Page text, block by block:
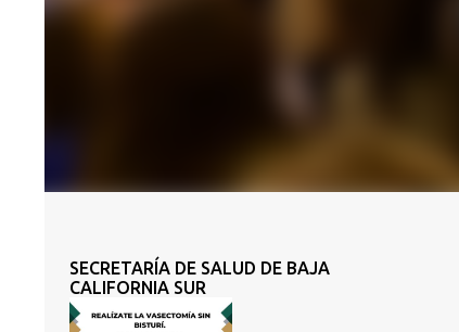
SECRETARÍA DE SALUD DE BAJA
CALIFORNIA SUR